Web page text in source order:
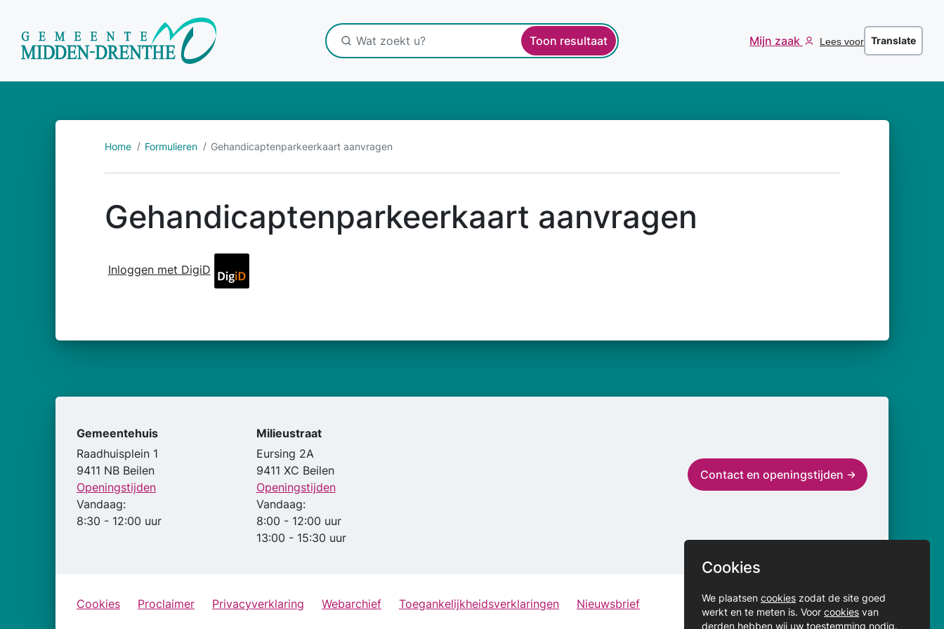
Toon resultaat Mijn zaak Lees voor Translate
Home Formulieren Gehandicaptenparkeerkaart aanvragen
Gehandicaptenparkeerkaart aanvragen
Inloggen met DigiD
Gemeentehuis
Raadhuisplein 1
9411 NB Beilen
Openingstijden
Vandaag:
8:30 - 12:00 uur
Milieustraat
Eursing 2A
9411 XC Beilen
Openingstijden
Vandaag:
8:00 - 12:00 uur
13:00 - 15:30 uur
Contact en openingstijden
Cookies Proclaimer Privacyverklaring Webarchief Toegankelijkheidsverklaringen Nieuwsbrief
Cookies
We plaatsen cookies zodat de site goed
werkt en te meten is. Voor cookies van
derden hebben wij uw toestemming nodig.